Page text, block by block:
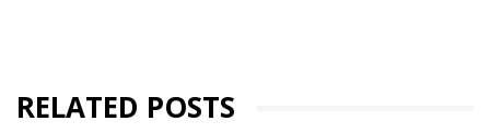
RELATED POSTS